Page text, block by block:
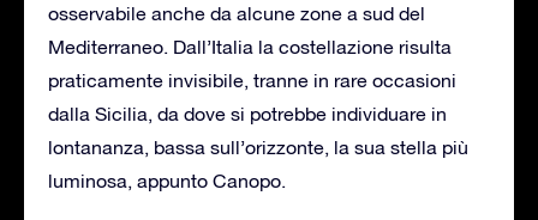
osservabile anche da alcune zone a sud del
Mediterraneo. Dall’Italia la costellazione risulta
praticamente invisibile, tranne in rare occasioni
dalla Sicilia, da dove si potrebbe individuare in
lontananza, bassa sull’orizzonte, la sua stella più
luminosa, appunto Canopo.